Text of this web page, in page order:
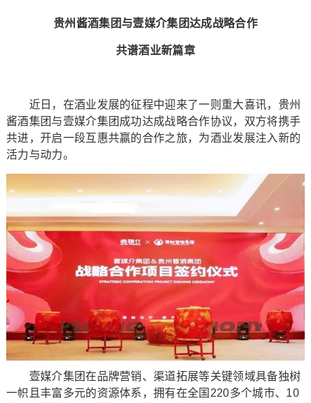
贵州酱酒集团与壹媒介集团达成战略合作
共谱酒业新篇章
近日，在酒业发展的征程中迎来了一则重大喜讯，贵州
酱酒集团与壹媒介集团成功达成战略合作协议，双方将携手
共进，开启一段互惠共赢的合作之旅，为酒业发展注入新的
活力与动力。
壹媒介集团在品牌营销、渠道拓展等关键领域具备独树
一帜且丰富多元的资源体系，拥有在全国220多个城市、10